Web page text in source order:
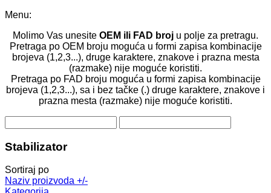
Menu:
Molimo Vas unesite OEM ili FAD broj u polje za pretragu.
Pretraga po OEM broju moguća u formi zapisa kombinacije
brojeva (1,2,3...), druge karaktere, znakove i prazna mesta
(razmake) nije moguće koristiti.
Pretraga po FAD broju moguća u formi zapisa kombinacije
brojeva (1,2,3...), sa i bez tačke (.) druge karaktere, znakove i
prazna mesta (razmake) nije moguće koristiti.
Stabilizator
Sortiraj po
Naziv proizvoda +/-